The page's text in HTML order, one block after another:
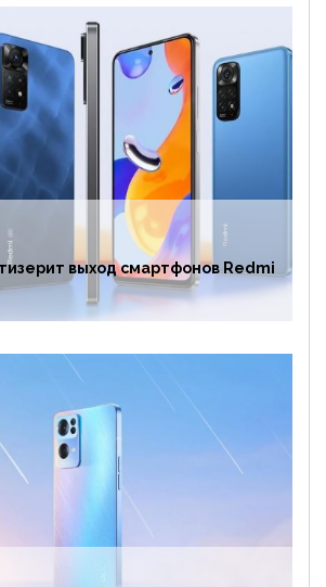
выход смартфонов Redmi